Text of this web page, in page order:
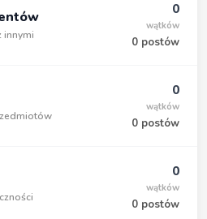
innymi
0
wątków
0 postów
0
wątków
0 postów
0
wątków
0 postów